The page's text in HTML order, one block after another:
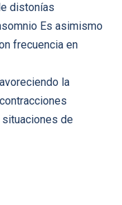
distonías
Es asimismo
frecuencia en
la
de